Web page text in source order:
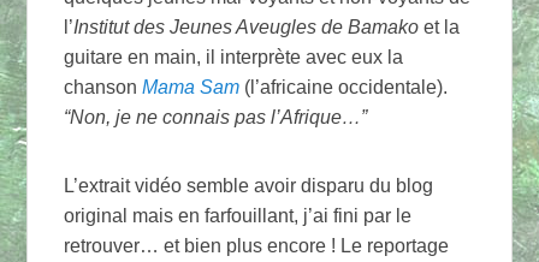
l’Institut des Jeunes Aveugles de Bamako et la
guitare en main, il interprète avec eux la
chansonMama Sam (l’africaine occidentale).
“Non, je ne connais pas l’Afrique…”
L’extrait vidéo semble avoir disparu du blog
original mais en farfouillant, j’ai fini par le
retrouver… et bien plus encore ! Le reportage